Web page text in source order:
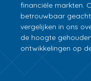
financiële markten.
betrouwbaar
vergelijken in ons
de hoogte
ontwikkelingen op